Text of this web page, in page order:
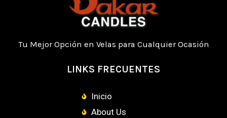
Tu Mejor Opción en Velas para Cualquier Ocasión
LINKS FRECUENTES
Inicio
About Us